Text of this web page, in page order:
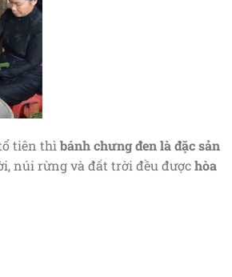
tổ tiên thìbánh chưng đen là đặc sản
núi rừng và đất trời đều đượchòa